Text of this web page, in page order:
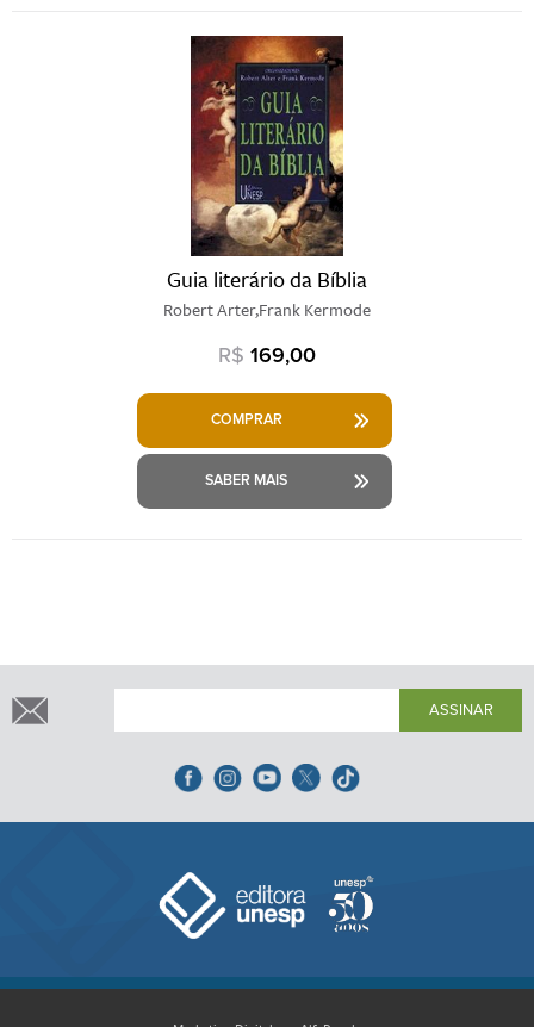
Guia literário da Bíblia
Robert Arter,Frank Kermode
R$ 169,00
COMPRAR
SABER MAIS
ASSINAR